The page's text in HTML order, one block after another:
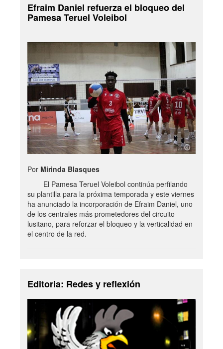
Efraim Daniel refuerza el bloqueo del
Pamesa Teruel Voleibol
Por Mirinda Blasques
El Pamesa Teruel Voleibol continúa perfilando
su plantilla para la próxima temporada y este viernes
ha anunciado la incorporación de Efraim Daniel, uno
de los centrales más prometedores del circuito
lusitano, para reforzar el bloqueo y la verticalidad en
el centro de la red.
Editoria: Redes y reflexión